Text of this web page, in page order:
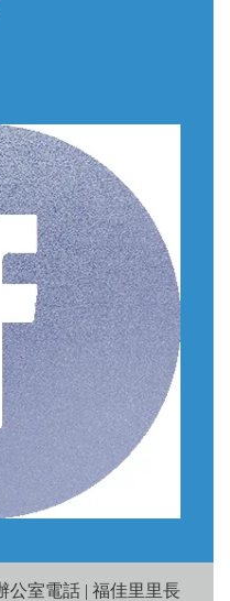
公室電話 | 福佳里里長